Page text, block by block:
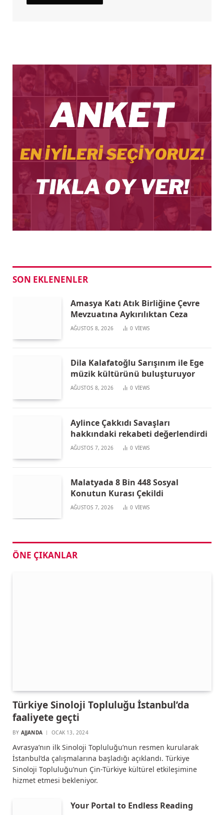
SON EKLENENLER
Amasya Katı Atık Birliğine Çevre
Mevzuatına Aykırılıktan Ceza
AĞUSTOS 8, 2026 0 VIEWS
Dila Kalafatoğlu Sarışınım ile Ege
müzik kültürünü buluşturuyor
AĞUSTOS 8, 2026 0 VIEWS
Aylince Çakkıdı Savaşları
hakkındaki rekabeti değerlendirdi
AĞUSTOS 7, 2026 0 VIEWS
Malatyada 8 Bin 448 Sosyal
Konutun Kurası Çekildi
AĞUSTOS 7, 2026 0 VIEWS
ÖNE ÇIKANLAR
Türkiye Sinoloji Topluluğu İstanbul’da
faaliyete geçti
BY AJJANDA OCAK 13, 2024
Avrasya’nın ilk Sinoloji Topluluğu’nun resmen kurularak
İstanbul’da çalışmalarına başladığı açıklandı. Türkiye
Sinoloji Topluluğu’nun Çin-Türkiye kültürel etkileşimine
hizmet etmesi bekleniyor.
Your Portal to Endless Reading